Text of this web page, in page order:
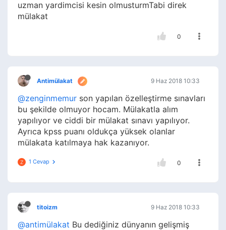
uzman yardimcisi kesin olmusturmTabi direk
mülakat
0
Antimülakat 9 Haz 2018 10:33
@zenginmemur son yapılan özelleştirme sınavları
bu şekilde olmuyor hocam. Mülakatla alım
yapılıyor ve ciddi bir mülakat sınavı yapılıyor.
Ayrıca kpss puanı oldukça yüksek olanlar
mülakata katılmaya hak kazanıyor.
Z 1 Cevap 0
titoizm 9 Haz 2018 10:33
@antimülakat Bu dediğiniz dünyanın gelişmiş